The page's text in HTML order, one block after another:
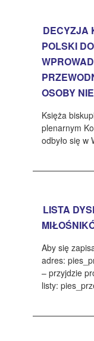
DECYZJA
POLSKI
OSOBY
Księża
plenarnym
odbyło się
LISTA
Aby się
adres:
– przyjdzie
listy: